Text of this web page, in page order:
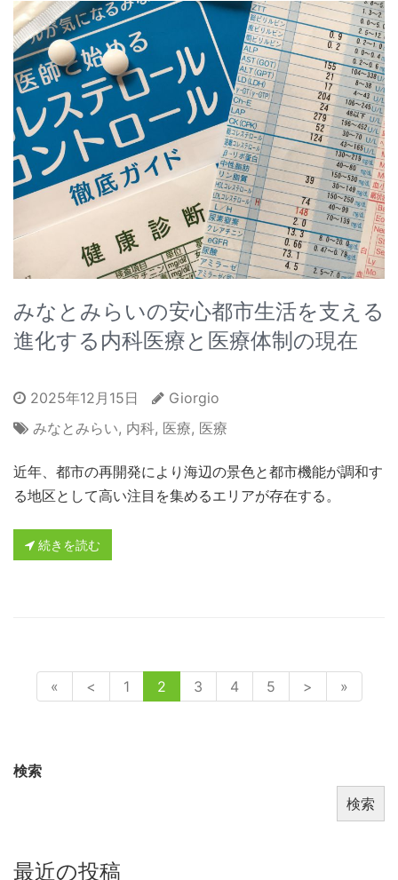
みなとみらいの安心都市生活を支える
進化する内科医療と医療体制の現在
2025年12月15日
Giorgio
みなとみらい, 内科, 医療, 医療
近年、都市の再開発により海辺の景色と都市機能が調和す
る地区として高い注目を集めるエリアが存在する。
続きを読む
« < 1 2 3 4 5 > »
検索
検索
最近の投稿